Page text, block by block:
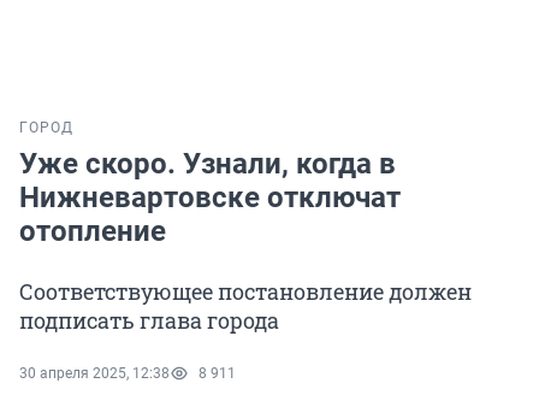
ГОРОД
Уже скоро. Узнали, когда в
Нижневартовске отключат
отопление
Соответствующее постановление должен
подписать глава города
30 апреля 2025, 12:38 8 911